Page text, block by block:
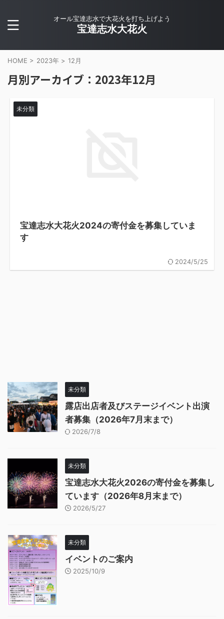
オール宝達志水で大花火を打ち上げよう
宝達志水大花火
HOME > 2023年 > 12月
月別アーカイブ：2023年12月
未分類
宝達志水大花火2024の寄付金を募集していま
す
2024/5/25
未分類
露店出店者及びステージイベント出演
者募集（2026年7月末まで）
2026/7/8
未分類
宝達志水大花火2026の寄付金を募集し
ています（2026年8月末まで）
2026/5/27
未分類
イベントのご案内
2025/10/9